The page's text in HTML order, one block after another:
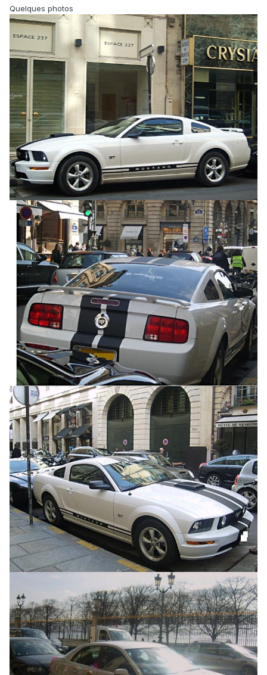
Quelques photos